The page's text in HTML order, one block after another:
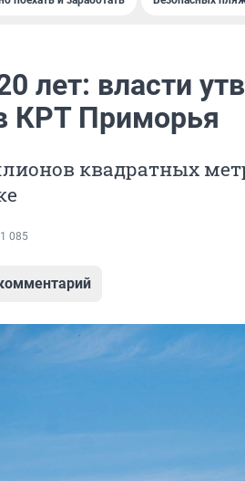
лет: власти
КРТ Приморья
квадратных
1 085